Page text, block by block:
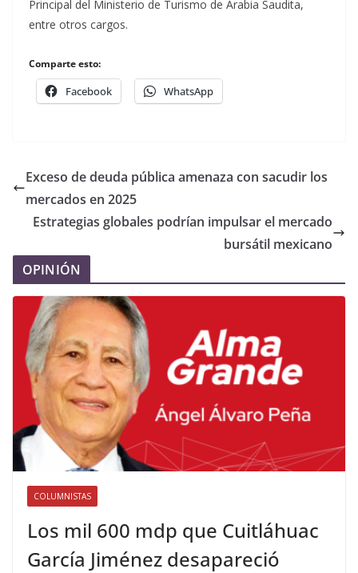
Principal del Ministerio de Turismo de Arabia Saudita,
entre otros cargos.
Comparte esto:
Facebook WhatsApp
Exceso de deuda pública amenaza con sacudir los
mercados en 2025
Estrategias globales podrían impulsar el mercado
bursátil mexicano
OPINIÓN
COLUMNISTAS
Los mil 600 mdp que Cuitláhuac
García Jiménez desapareció